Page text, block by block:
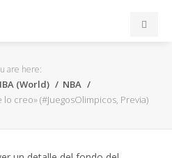
are here:
(World)
NBA
lo creo» (#JuegosOlimpicos, Previa)